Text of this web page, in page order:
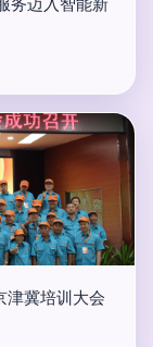
冀培训大会